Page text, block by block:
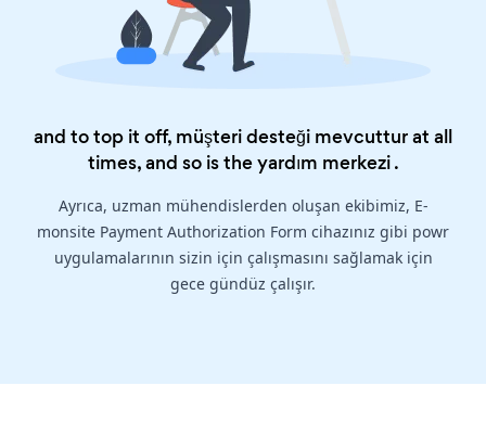
and to top it off, müşteri desteği mevcuttur at all
times, and so is theyardım merkezi.
Ayrıca, uzman mühendislerden oluşan ekibimiz, E-
monsite Payment Authorization Form cihazınız gibi powr
uygulamalarının sizin için çalışmasını sağlamak için
gece gündüz çalışır.